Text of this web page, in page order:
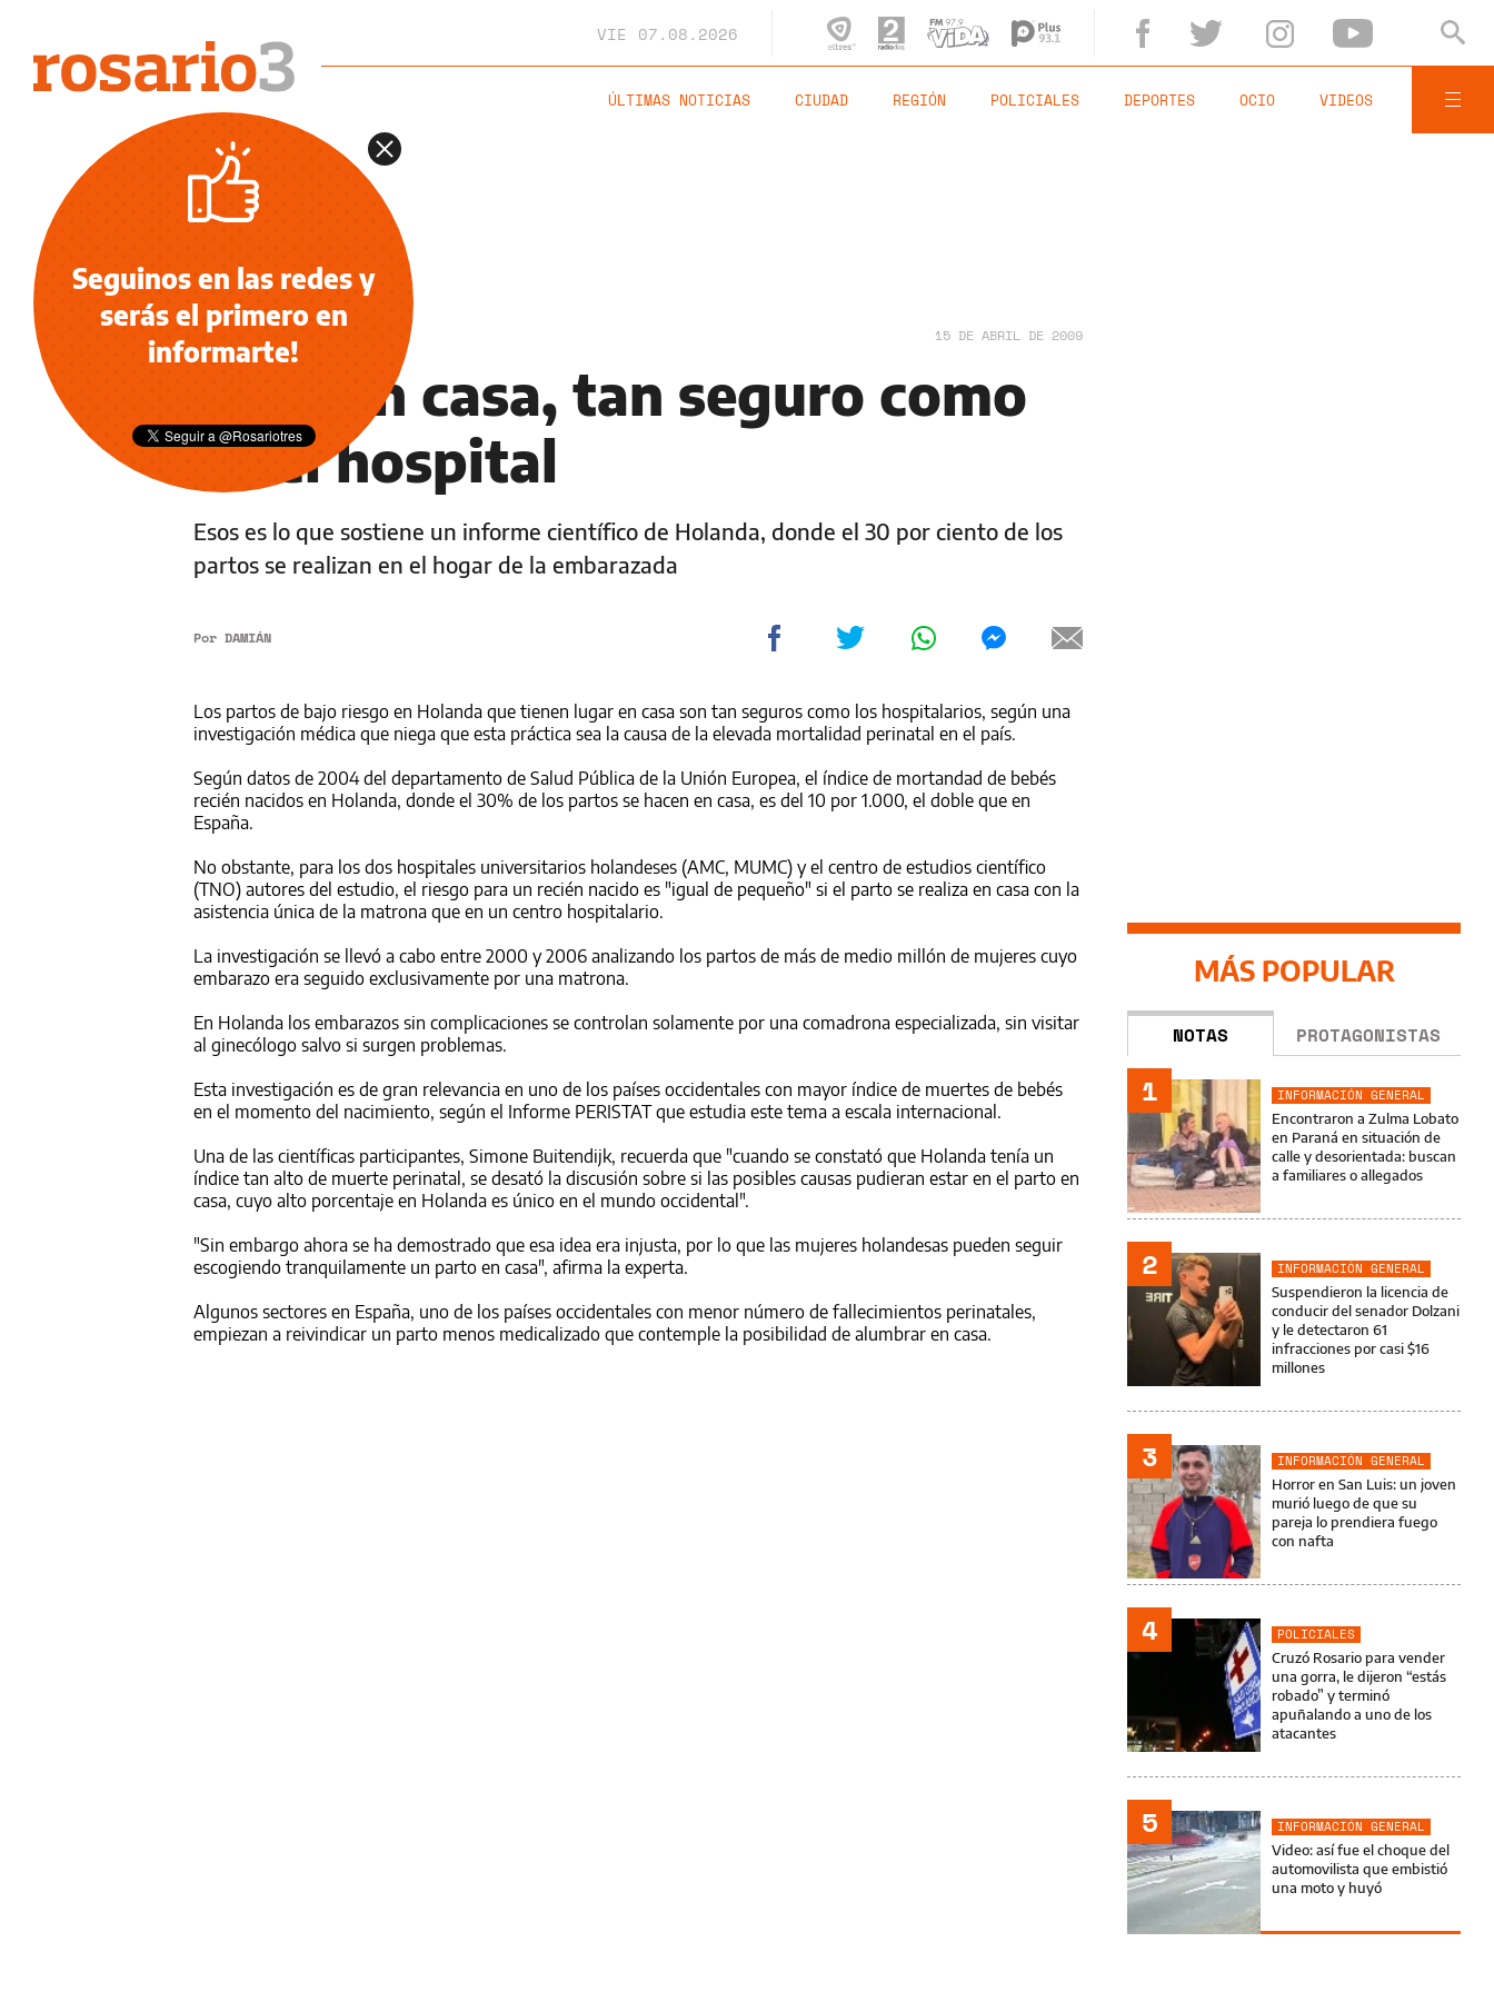
VIE 07.08.2026
ÚLTIMAS NOTICIAS CIUDAD REGIÓN POLICIALES DEPORTES OCIO VIDEOS
NOTICIAS 15 DE ABRIL DE 2009
Parir en casa, tan seguro como
en el hospital
Esos es lo que sostiene un informe científico de Holanda, donde el 30 por ciento de los
partos se realizan en el hogar de la embarazada
Por DAMIÁN
Los partos de bajo riesgo en Holanda que tienen lugar en casa son tan seguros como los hospitalarios, según una
investigación médica que niega que esta práctica sea la causa de la elevada mortalidad perinatal en el país.
Según datos de 2004 del departamento de Salud Pública de la Unión Europea, el índice de mortandad de bebés
recién nacidos en Holanda, donde el 30% de los partos se hacen en casa, es del 10 por 1.000, el doble que en
España.
No obstante, para los dos hospitales universitarios holandeses (AMC, MUMC) y el centro de estudios científico
(TNO) autores del estudio, el riesgo para un recién nacido es "igual de pequeño" si el parto se realiza en casa con la
asistencia única de la matrona que en un centro hospitalario.
La investigación se llevó a cabo entre 2000 y 2006 analizando los partos de más de medio millón de mujeres cuyo
embarazo era seguido exclusivamente por una matrona.
En Holanda los embarazos sin complicaciones se controlan solamente por una comadrona especializada, sin visitar
al ginecólogo salvo si surgen problemas.
Esta investigación es de gran relevancia en uno de los países occidentales con mayor índice de muertes de bebés
en el momento del nacimiento, según el Informe PERISTAT que estudia este tema a escala internacional.
Una de las científicas participantes, Simone Buitendijk, recuerda que "cuando se constató que Holanda tenía un
índice tan alto de muerte perinatal, se desató la discusión sobre si las posibles causas pudieran estar en el parto en
casa, cuyo alto porcentaje en Holanda es único en el mundo occidental".
"Sin embargo ahora se ha demostrado que esa idea era injusta, por lo que las mujeres holandesas pueden seguir
escogiendo tranquilamente un parto en casa", afirma la experta.
Algunos sectores en España, uno de los países occidentales con menor número de fallecimientos perinatales,
empiezan a reivindicar un parto menos medicalizado que contemple la posibilidad de alumbrar en casa.
MÁS POPULAR
NOTAS PROTAGONISTAS
1
INFORMACIÓN GENERAL
Encontraron a Zulma Lobato
en Paraná en situación de
calle y desorientada: buscan
a familiares o allegados
2
INFORMACIÓN GENERAL
Suspendieron la licencia de
conducir del senador Dolzani
y le detectaron 61
infracciones por casi $16
millones
3
INFORMACIÓN GENERAL
Horror en San Luis: un joven
murió luego de que su
pareja lo prendiera fuego
con nafta
4
POLICIALES
Cruzó Rosario para vender
una gorra, le dijeron “estás
robado” y terminó
apuñalando a uno de los
atacantes
5
INFORMACIÓN GENERAL
Video: así fue el choque del
automovilista que embistió
una moto y huyó
Seguinos en las redes y
serás el primero en
informarte!